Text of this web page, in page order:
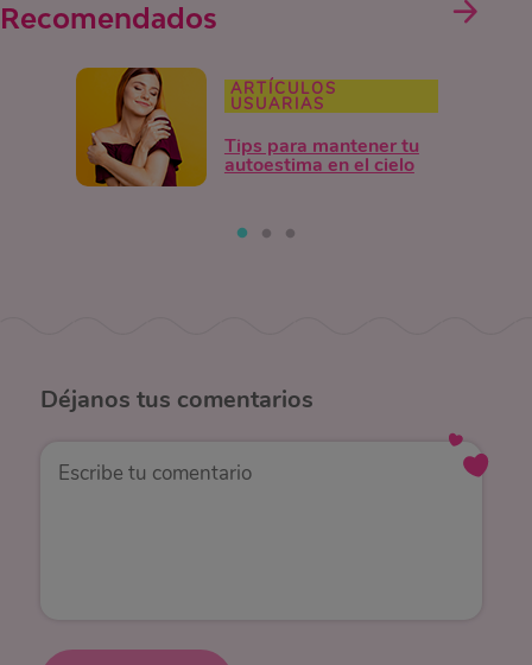
Recomendados
ARTÍCULOS
USUARIAS
Tips para mantener tu
autoestima en el cielo
Déjanos tus comentarios